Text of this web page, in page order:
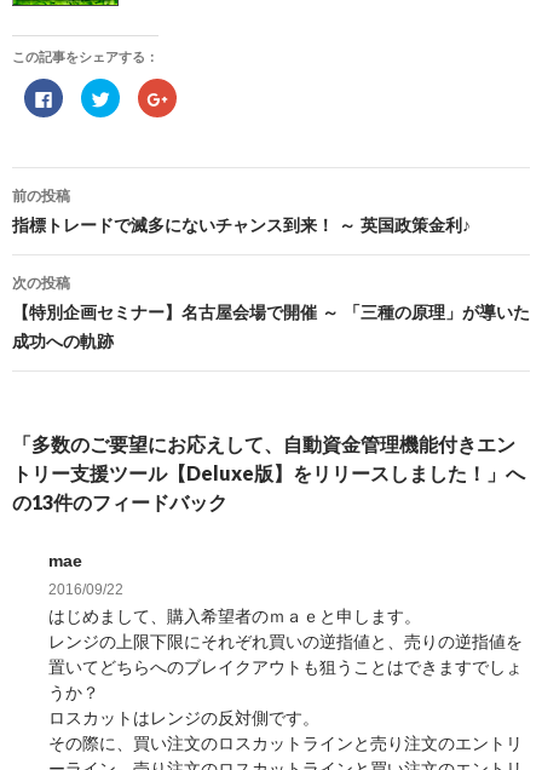
この記事をシェアする：
F
a
o
k
共
す
に
ク
ッ
し
い
(
新
い
ウ
ド
で
き
ま
す
)
ク
リ
て
t
e
有
新
い
ウ
で
開
き
ま
す
ク
リ
て
g
e
有
い
ウ
で
開
き
ま
稿
ナ
ビ
ゲ
シ
ョ
ン
前の投稿
指標トレードで滅多にないチャンス到来！ ～ 英国政策金利♪
次の投稿
【特別企画セミナー】名古屋会場で開催 ～ 「三種の原理」が導いた
成功への軌跡
「多数のご要望にお応えして、自動資金管理機能付きエン
トリー支援ツール【Deluxe版】をリリースしました！」へ
の13件のフィードバック
mae
2016/09/22
はじめまして、購入希望者のｍａｅと申します。
レンジの上限下限にそれぞれ買いの逆指値と、売りの逆指値を
置いてどちらへのブレイクアウトも狙うことはできますでしょ
うか？
ロスカットはレンジの反対側です。
その際に、買い注文のロスカットラインと売り注文のエントリ